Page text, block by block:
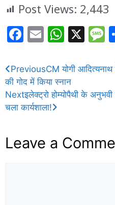
Post Views: 2,443
F
c
e
b
o
k
E
ai
l
W
at
s
A
p
X
g
PreviousCM योगी
की गोद में किया स्नान
Nextइलेक्ट्रो होम्योपैथी के
चला कार्यशाला!
Leave a